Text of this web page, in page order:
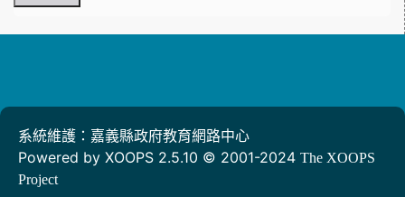
系統維護：嘉義縣政府教育網路中心
Powered by XOOPS 2.5.10 © 2001-2024 The XOOPS
Project